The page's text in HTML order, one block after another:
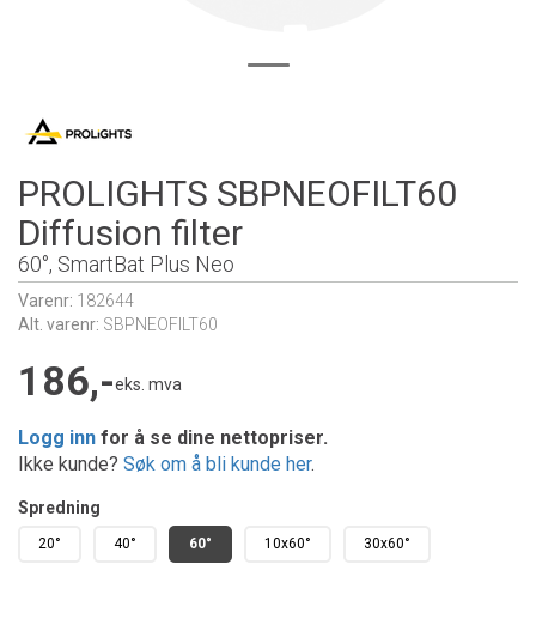
PROLIGHTS SBPNEOFILT60
Diffusion filter
60°, SmartBat Plus Neo
Varenr: 182644
Alt. varenr: SBPNEOFILT60
186,-eks. mva
Logg inn for å se dine nettopriser.
Ikke kunde? Søk om å bli kunde her.
Spredning
20° 40° 60° 10x60° 30x60°